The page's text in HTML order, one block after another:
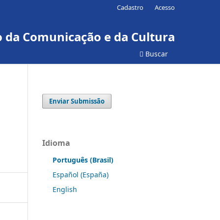
Comunicação e da Cultura
Buscar
Cadastro Acesso
Enviar Submissão
Idioma
Português (Brasil)
Español (España)
English